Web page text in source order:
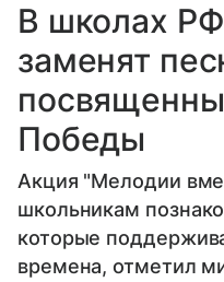
В школах
заменят
Победы
Акция "Мелодии
школьникам
которые
времена, отметил